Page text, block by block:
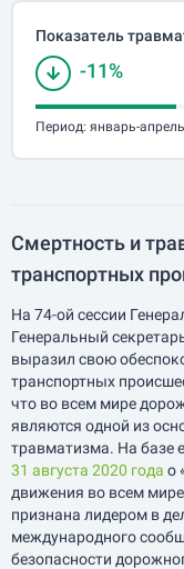
Показатель
-11%
Период: январь-апрель
Смертность и
транспортных
На 74-ой сессии
Генеральный
выразил свою
транспортных
что во всем мире
являются одной из
травматизма. На базе
31 августа 2020 года о
движения во всем
признана лидером в
международного
безопасности